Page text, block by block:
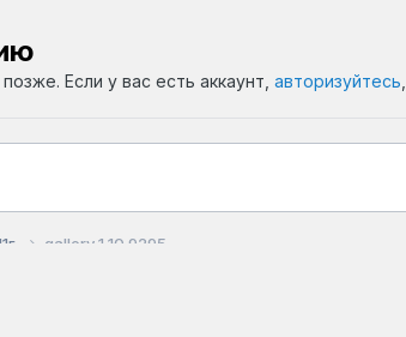
Если у вас есть аккаунт, авторизуйтесь
gallery 1 10 9295